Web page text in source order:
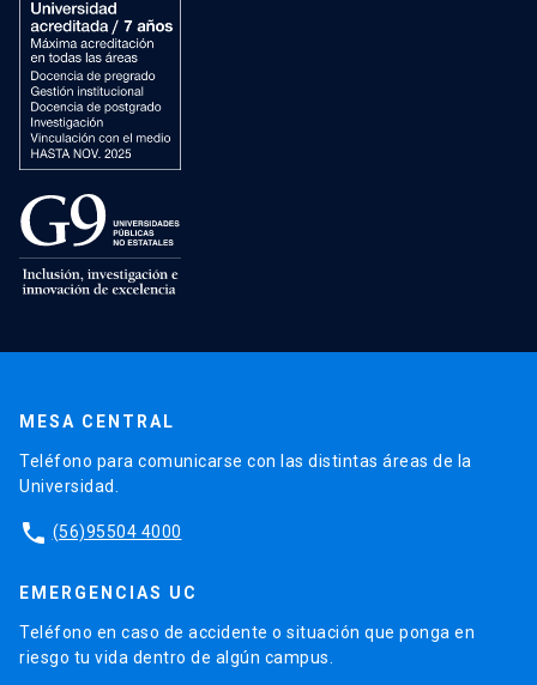
MESA CENTRAL
Teléfono para comunicarse con las distintas áreas de la
Universidad.
phone (56)95504 4000
EMERGENCIAS UC
Teléfono en caso de accidente o situación que ponga en
riesgo tu vida dentro de algún campus.